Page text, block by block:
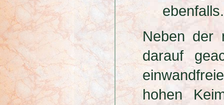
ebenfalls.
Neben der
darauf
hohen